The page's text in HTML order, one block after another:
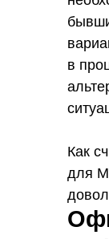
в
Как
для